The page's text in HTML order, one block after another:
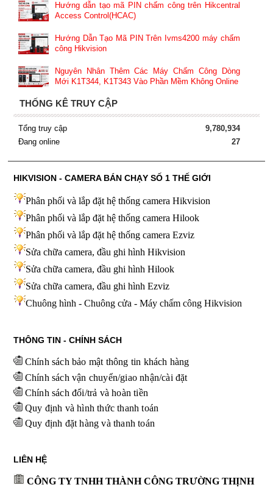
Hướng dẫn tạo mã PIN chấm công trên Hikcentral
Access Control(HCAC)
Hướng Dẫn Tạo Mã PIN Trên Ivms4200 máy chấm
công Hikvision
Nguyên Nhân Thêm Các Máy Chấm Công Dòng
Mới K1T344, K1T343 Vào Phần Mềm Không Online
THỐNG KÊ TRUY CẬP
Tổng truy cập
9,780,934
Đang online
27
HIKVISION - CAMERA BÁN CHẠY SỐ 1 THẾ GIỚI
Phân phối và lắp đặt hệ thống camera Hikvision
Phân phối và lắp đặt hệ thống camera Hilook
Phân phối và lắp đặt hệ thống camera Ezviz
Sửa chữa camera, đầu ghi hình Hikvision
Sửa chữa camera, đầu ghi hình Hilook
Sửa chữa camera, đầu ghi hình Ezviz
Chuông hình - Chuông cửa - Máy chấm công Hikvision
THÔNG TIN - CHÍNH SÁCH
Chính sách bảo mật thông tin khách hàng
Chính sách vận chuyển/giao nhận/cài đặt
Chính sách đổi/trả và hoàn tiền
Quy định và hình thức thanh toán
Quy định đặt hàng và thanh toán
LIÊN HỆ
CÔNG TY TNHH THÀNH CÔNG TRƯỜNG THỊNH